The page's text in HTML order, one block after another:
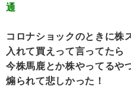
通
コロナショックのときに株
入れて買えって言ってたら
今株馬鹿とか株やってるや
煽られて悲しかった！